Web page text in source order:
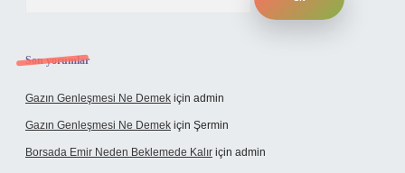
Son yorumlar
Gazın Genleşmesi Ne Demek için admin
Gazın Genleşmesi Ne Demek için Şermin
Borsada Emir Neden Beklemede Kalır için admin